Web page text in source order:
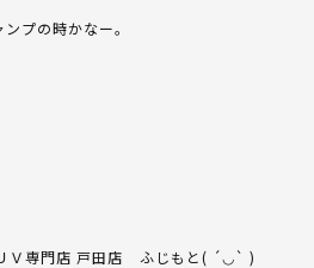
プの時かなー。
Ｖ専門店 戸田店 ふじもと( ´◡` )